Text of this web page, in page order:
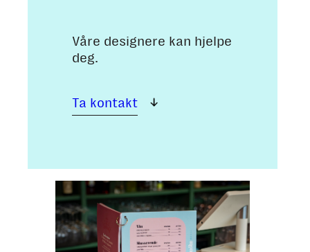
Våre designere kan hjelpe
deg.
Ta kontakt